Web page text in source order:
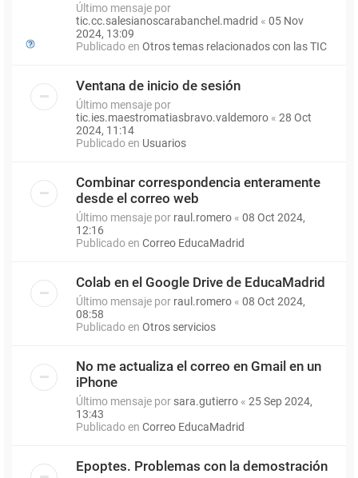
Último mensaje por
tic.cc.salesianoscarabanchel.madrid « 05 Nov
2024, 13:09
Publicado en Otros temas relacionados con las TIC
Ventana de inicio de sesión
Último mensaje por
tic.ies.maestromatiasbravo.valdemoro « 28 Oct
2024, 11:14
Publicado en Usuarios
Combinar correspondencia enteramente
desde el correo web
Último mensaje por raul.romero « 08 Oct 2024,
12:16
Publicado en Correo EducaMadrid
Colab en el Google Drive de EducaMadrid
Último mensaje por raul.romero « 08 Oct 2024,
08:58
Publicado en Otros servicios
No me actualiza el correo en Gmail en un
iPhone
Último mensaje por sara.gutierro « 25 Sep 2024,
13:43
Publicado en Correo EducaMadrid
Epoptes. Problemas con la demostración